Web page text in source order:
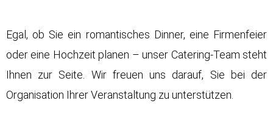
Egal, ob Sie ein romantisches Dinner, eine Firmenfeier
oder eine Hochzeit planen – unser Catering-Team steht
Ihnen zur Seite. Wir freuen uns darauf, Sie bei der
Organisation Ihrer Veranstaltung zu unterstützen.